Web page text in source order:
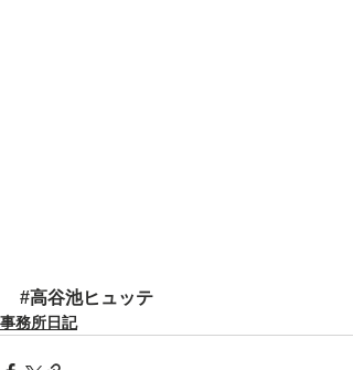
#高谷池ヒュッテ
事務所日記